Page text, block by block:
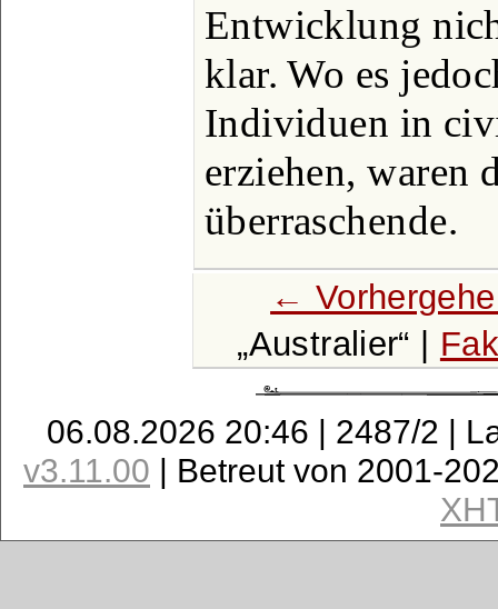
Entwicklung
klar. Wo es
Individuen in
erziehen, waren
überraschende.
←
Australier
06.08.2026 20:46 | 2487/2 |
v3.11.00 | Betreut von 2001-